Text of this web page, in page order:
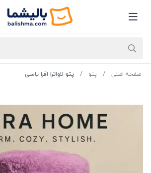
صفحه اصلی پتو پتو لاواترا افرا یاسی